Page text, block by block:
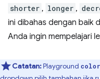
shorter , longer ,
ini dibahas dengan baik
Anda ingin mempelajari
Catatan:Playground